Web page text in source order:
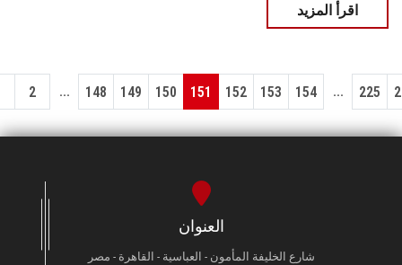
اقرأ المزيد
2 ... 148 149 150 151 152 153 154 ... 225
العنوان
شارع الخليفة المأمون - العباسية - القاهرة - مصر